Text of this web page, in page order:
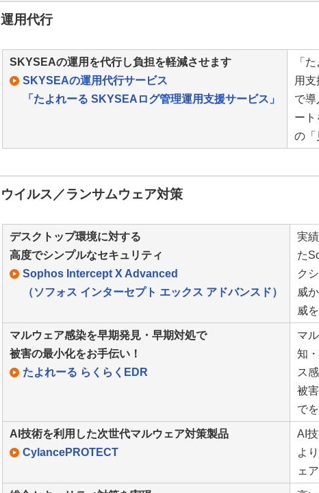
運用代行
SKYSEAの運用を代行し負担を軽減させます
SKYSEAの運用代行サービス
「たよれーる SKYSEAログ管理運用支援サービス」
「
用支
で導
ー
の「
ウイルス／ランサムウェア対策
デスクトップ環境に対する
高度でシンプルなセキュリティ
Sophos Intercept X Advanced
（ソフォス インターセプト エックス アドバンスド）
実
た
ク
威
威
マルウェア感染を早期発見・早期対処で
被害の最小化をお手伝い！
たよれーる らくらくEDR
マ
知
ス
被
で
AI技術を利用した次世代マルウェア対策製品
CylancePROTECT
AI
よ
ェ